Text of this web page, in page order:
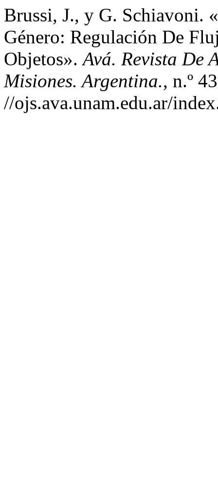
Brussi, J., y G. Schiavoni.
Género: Regulación De
Objetos».Avá. Revista De
Misiones. Argentina., n.º
//ojs.ava.unam.edu.ar/